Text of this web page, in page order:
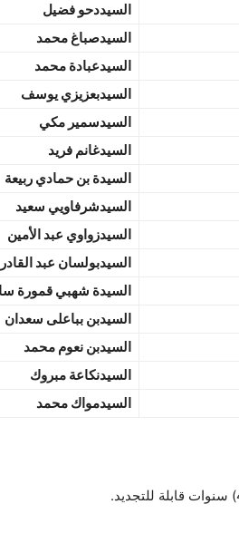
السيددحو فضيل
السيدصباغ محمد
السيدعبادة محمد
السيدبعزيزي يوسف
السيدسمير مكي
السيدغانم فريد
السيدة بن حمادي ربيعة
السيدشرفاويي سعيد
السيدزواوي عبد الأمين
السيدبولسان عبد القادر
السيدة شهبي قمورة
السيدبن بباعلى سعدان
السيدبن نعوم محمد
السيدنكاعة مبروك
السيدمواك محمد